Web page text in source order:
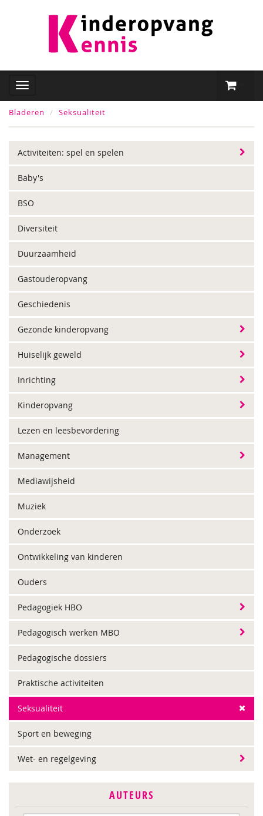
Bladeren Seksualiteit
Activiteiten: spel en spelen
Baby's
BSO
Diversiteit
Duurzaamheid
Gastouderopvang
Geschiedenis
Gezonde kinderopvang
Huiselijk geweld
Inrichting
Kinderopvang
Lezen en leesbevordering
Management
Mediawijsheid
Muziek
Onderzoek
Ontwikkeling van kinderen
Ouders
Pedagogiek HBO
Pedagogisch werken MBO
Pedagogische dossiers
Praktische activiteiten
Seksualiteit
Sport en beweging
Wet- en regelgeving
AUTEURS